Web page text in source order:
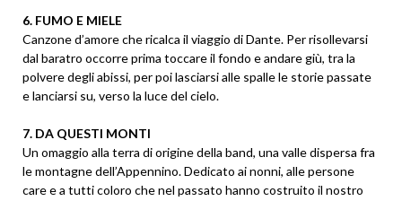
6. FUMO E MIELE
Canzone d’amore che ricalca il viaggio di Dante. Per risollevarsi
dal baratro occorre prima toccare il fondo e andare giù, tra la
polvere degli abissi, per poi lasciarsi alle spalle le storie passate
e lanciarsi su, verso la luce del cielo.
7. DA QUESTI MONTI
Un omaggio alla terra di origine della band, una valle dispersa fra
le montagne dell’Appennino. Dedicato ai nonni, alle persone
care e a tutti coloro che nel passato hanno costruito il nostro